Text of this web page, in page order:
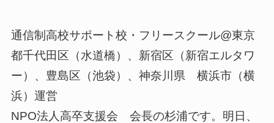
通信制高校サポート校・フリースクール@東京
都千代田区（水道橋）、新宿区（新宿エルタワ
ー）、豊島区（池袋）、神奈川県 横浜市（横
浜）運営
NPO法人高卒支援会 会長の杉浦です。明日、